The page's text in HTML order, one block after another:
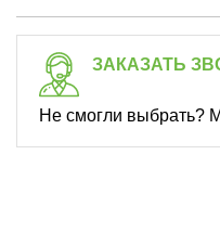
ЗАКАЗАТЬ
Не смогли выбрать?